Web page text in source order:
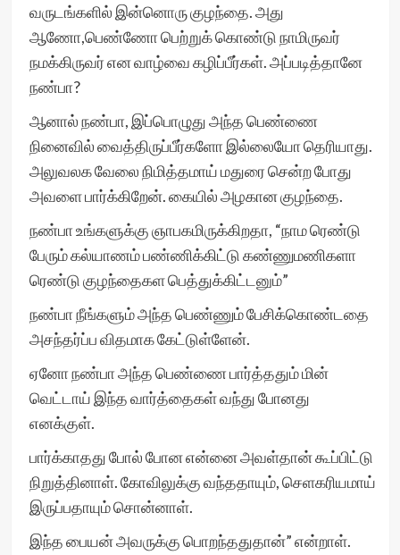
வருடங்களில் இன்னொரு குழந்தை. அது
ஆணோ,பெண்ணோ பெற்றுக் கொண்டு நாமிருவர்
நமக்கிருவர் என வாழ்வை கழிப்பீர்கள். அப்படித்தானே
நண்பா?
ஆனால் நண்பா, இப்பொழுது அந்த பெண்ணை
நினைவில் வைத்திருப்பீர்களோ இல்லையோ தெரியாது.
அலுவலக வேலை நிமித்தமாய் மதுரை சென்ற போது
அவளை பார்க்கிறேன். கையில் அழகான குழந்தை.
நண்பா உங்களுக்கு ஞாபகமிருக்கிறதா, “நாம ரெண்டு
பேரும் கல்யாணம் பண்ணிக்கிட்டு கண்ணுமணிகளா
ரெண்டு குழந்தைகள பெத்துக்கிட்டனும்”
நண்பா நீங்களும் அந்த பெண்ணும் பேசிக்கொண்டதை
அசந்தர்ப்ப விதமாக கேட்டுள்ளேன்.
ஏனோ நண்பா அந்த பெண்ணை பார்த்ததும் மின்
வெட்டாய் இந்த வார்த்தைகள் வந்து போனது
எனக்குள்.
பார்க்காதது போல் போன என்னை அவள்தான் கூப்பிட்டு
நிறுத்தினாள். கோவிலுக்கு வந்ததாயும், செளகரியமாய்
இருப்பதாயும் சொன்னாள்.
இந்த பையன் அவருக்கு பொறந்ததுதான்” என்றாள்.